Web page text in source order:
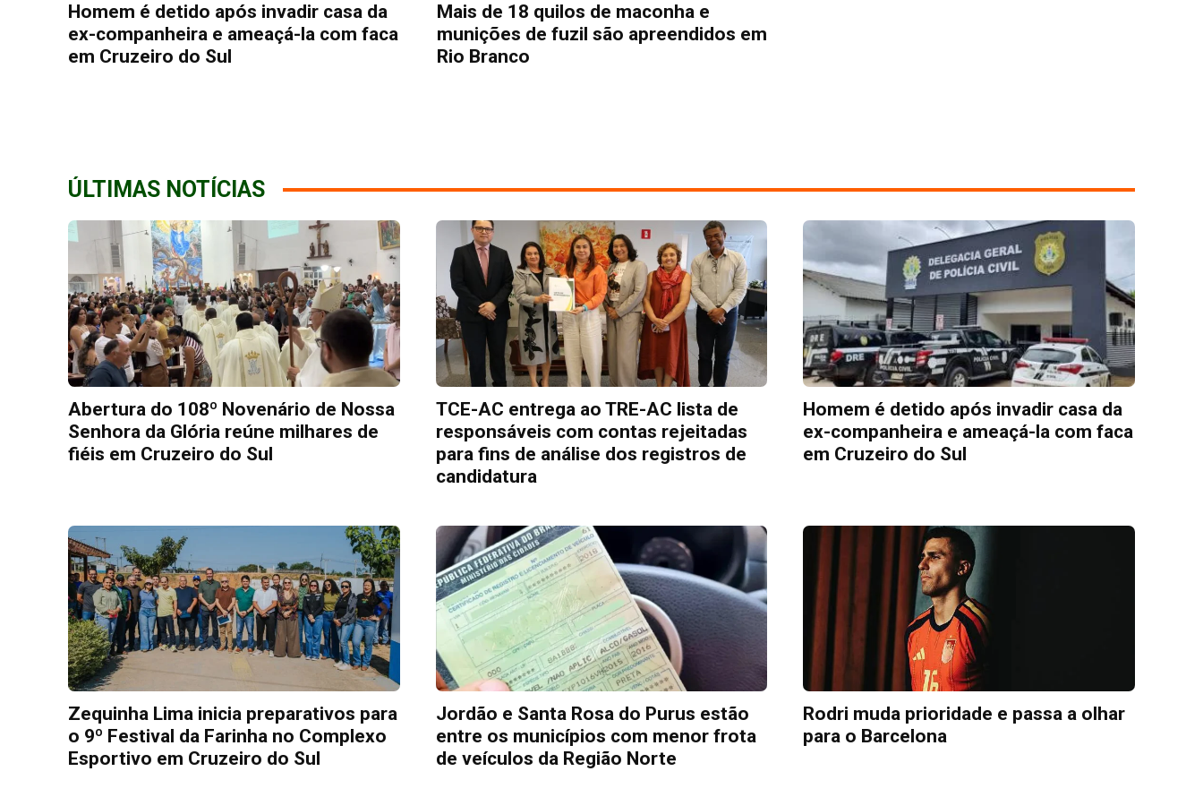
Homem é detido após invadir casa da
ex-companheira e ameaçá-la com faca
em Cruzeiro do Sul
Mais de 18 quilos de maconha e
munições de fuzil são apreendidos em
Rio Branco
ÚLTIMAS NOTÍCIAS
Abertura do 108º Novenário de Nossa
Senhora da Glória reúne milhares de
fiéis em Cruzeiro do Sul
TCE-AC entrega ao TRE-AC lista de
responsáveis com contas rejeitadas
para fins de análise dos registros de
candidatura
Homem é detido após invadir casa da
ex-companheira e ameaçá-la com faca
em Cruzeiro do Sul
Zequinha Lima inicia preparativos para
o 9º Festival da Farinha no Complexo
Esportivo em Cruzeiro do Sul
Jordão e Santa Rosa do Purus estão
entre os municípios com menor frota
de veículos da Região Norte
Rodri muda prioridade e passa a olhar
para o Barcelona